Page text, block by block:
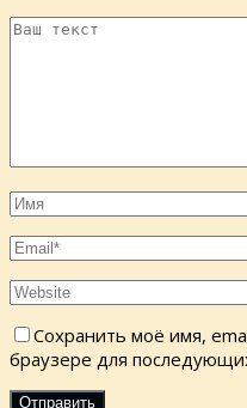
Сохранить моё имя,
браузере для